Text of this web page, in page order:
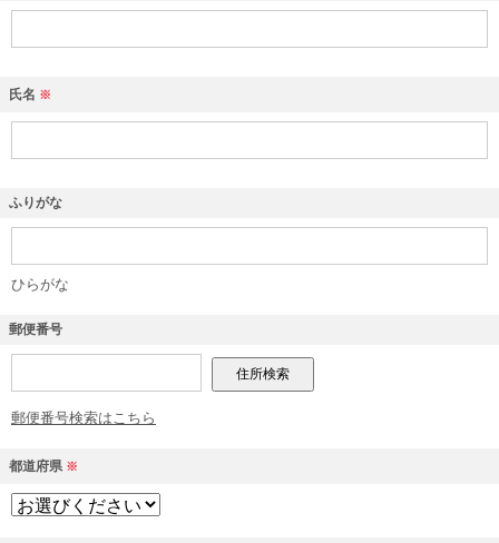
氏名 ※
ふりがな
ひらがな
郵便番号
郵便番号検索はこちら
都道府県 ※